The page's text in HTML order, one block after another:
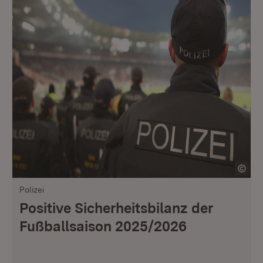
Polizei
Positive Sicherheitsbilanz der
Fußballsaison 2025/2026